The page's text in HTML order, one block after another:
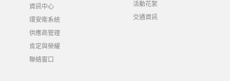
資訊中心
環安衛系統
供應商管理
肯定與榮耀
聯絡窗口
活動花絮
交通資訊